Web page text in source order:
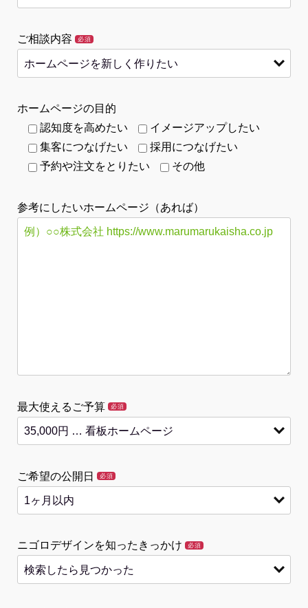
ご相談内容 必須
ホームページの目的
認知度を高めたい
イメージアップしたい
集客につなげたい
採用につなげたい
予約や注文をとりたい
その他
参考にしたいホームページ（あれば）
最大使えるご予算 必須
ご希望の公開日 必須
ニゴロデザインを知ったきっかけ 必須